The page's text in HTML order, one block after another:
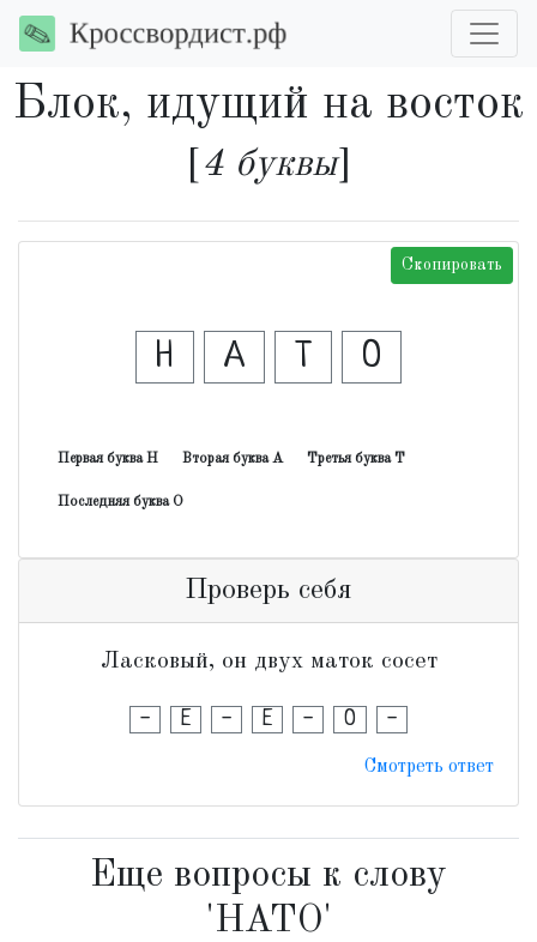
Блок, идущий на восток
4 буквы]
Скопировать
Н А Т О
Первая буква Н Вторая буква А Третья буква Т
Последняя буква О
Проверь себя
Ласковый, он двух маток сосет
- Е - Е - О -
Смотреть ответ
Еще вопросы к слову
'НАТО'